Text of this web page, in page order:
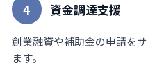
4 資金調達支援
創業融資や補助金の申請を
ます。